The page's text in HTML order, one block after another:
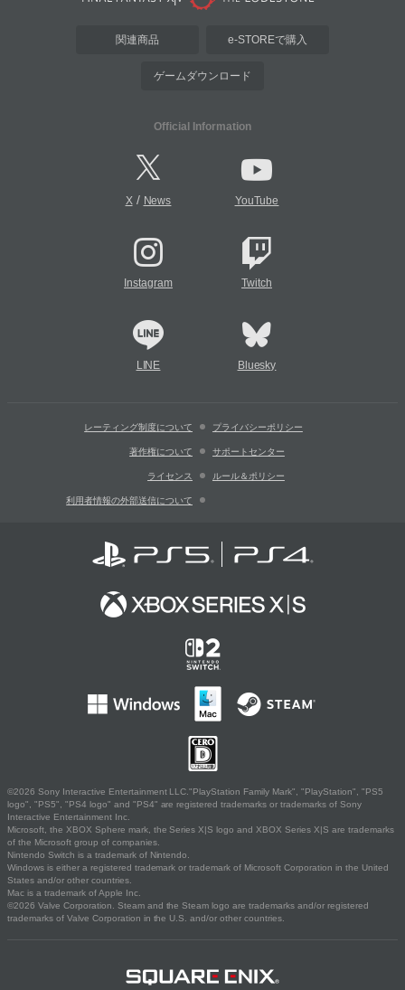
関連商品 e-STOREで購入
ゲームダウンロード
Official Information
X/ News YouTube
Instagram Twitch
LINE Bluesky
レーティング制度について プライバシーポリシー
著作権について サポートセンター
ライセンス ルール＆ポリシー
利用者情報の外部送信について
©2026 Sony Interactive Entertainment LLC."PlayStation Family Mark", "PlayStation", "PS5
logo", "PS5", "PS4 logo" and "PS4" are registered trademarks or trademarks of Sony
Interactive Entertainment Inc.
Microsoft, the XBOX Sphere mark, the Series X|S logo and XBOX Series X|S are trademarks
of the Microsoft group of companies.
Nintendo Switch is a trademark of Nintendo.
Windows is either a registered trademark or trademark of Microsoft Corporation in the United
States and/or other countries.
Mac is a trademark of Apple Inc.
©2026 Valve Corporation. Steam and the Steam logo are trademarks and/or registered
trademarks of Valve Corporation in the U.S. and/or other countries.